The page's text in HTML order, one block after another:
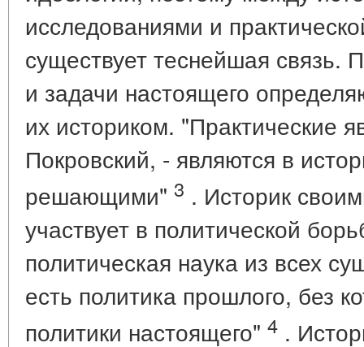
исследованиями и
существует теснейшая связь.
и задачи настоящего
их историком. "Практические
Покровский, - являются в
решающими" 3 . Историк
участвует в политической
политическая наука из всех
есть политика прошлого, без
политики настоящего" 4 .